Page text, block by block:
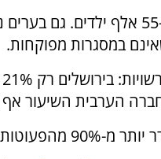
בירושלים לבדה מדובר בפער מוערך של
במסגרות מפוקחות.
הערבית השיעור אף
מפוקחות.